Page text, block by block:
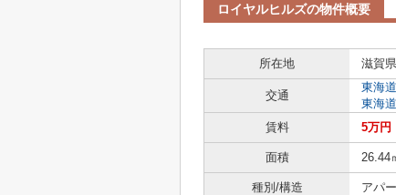
ロイヤルヒルズの物件概要
所在地
滋賀県
交通
東海
東海
賃料
5万円
面積 26.44
種別/構造 アパ